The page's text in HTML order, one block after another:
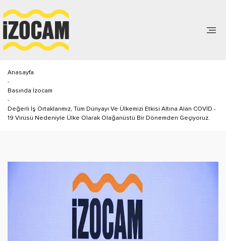
Anasayfa
-
Basında İzocam
-
Değerli İş Ortaklarımız, Tüm Dünyayı Ve Ülkemizi Etkisi Altına Alan COVİD -
19 Virüsü Nedeniyle Ülke Olarak Olağanüstü Bir Dönemden Geçiyoruz.